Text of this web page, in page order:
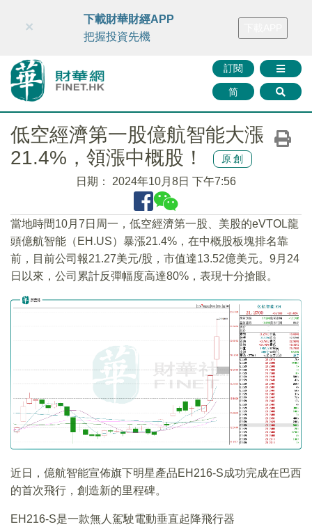
財華智庫網 FINTV FINMETA 財華證券 媒體矩陣
訂閱
简
×
下載財華財經APP
把握投資先機
低空經濟第一股億航智能大漲
21.4%，領漲中概股！
原創
日期： 2024年10月8日 下午7:56
當地時間10月7日周一，低空經濟第一股、美股的eVTOL龍
頭億航智能（EH.US）暴漲21.4%，在中概股板塊排名靠
前，目前公司報21.27美元/股，市值達13.52億美元。9月24
日以來，公司累計反彈幅度高達80%，表現十分搶眼。
近日，億航智能宣佈旗下明星產品EH216-S成功完成在巴西
的首次飛行，創造新的里程碑。
EH216-S是一款無人駕駛電動垂直起降飛行器